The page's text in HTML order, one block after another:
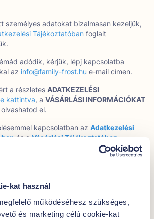
kat használ
működéséhesz szükséges,
és marketing célú cookie-kat
személyes adatokat bizalmasan kezeljük,
Tájékoztatóban foglalt
adódik, kérjük, lépj kapcsolatba
az info@family-frost.hu e-mail címen.
a részletes ADATKEZELÉSI
kattintva, a VÁSÁRLÁSI INFORMÁCIÓKAT
olvashatod el.
kapcsolatban az Adatkezelési
és a Vásárlási Tájékoztatóban
hirdetési rendszeren történő
közvetlen megkeresés útján
és ajánlatokat jelenítsen meg
bármikor visszavonható.